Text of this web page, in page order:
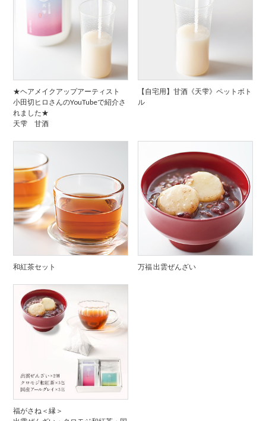
★ヘアメイクアップアーティスト
小田切ヒロさんのYouTubeで紹介さ
れました★
天雫 甘酒
【自宅用】甘酒《天雫》ペットボト
ル
和紅茶セット 万福 出雲ぜんざい
福がさね＜縁＞